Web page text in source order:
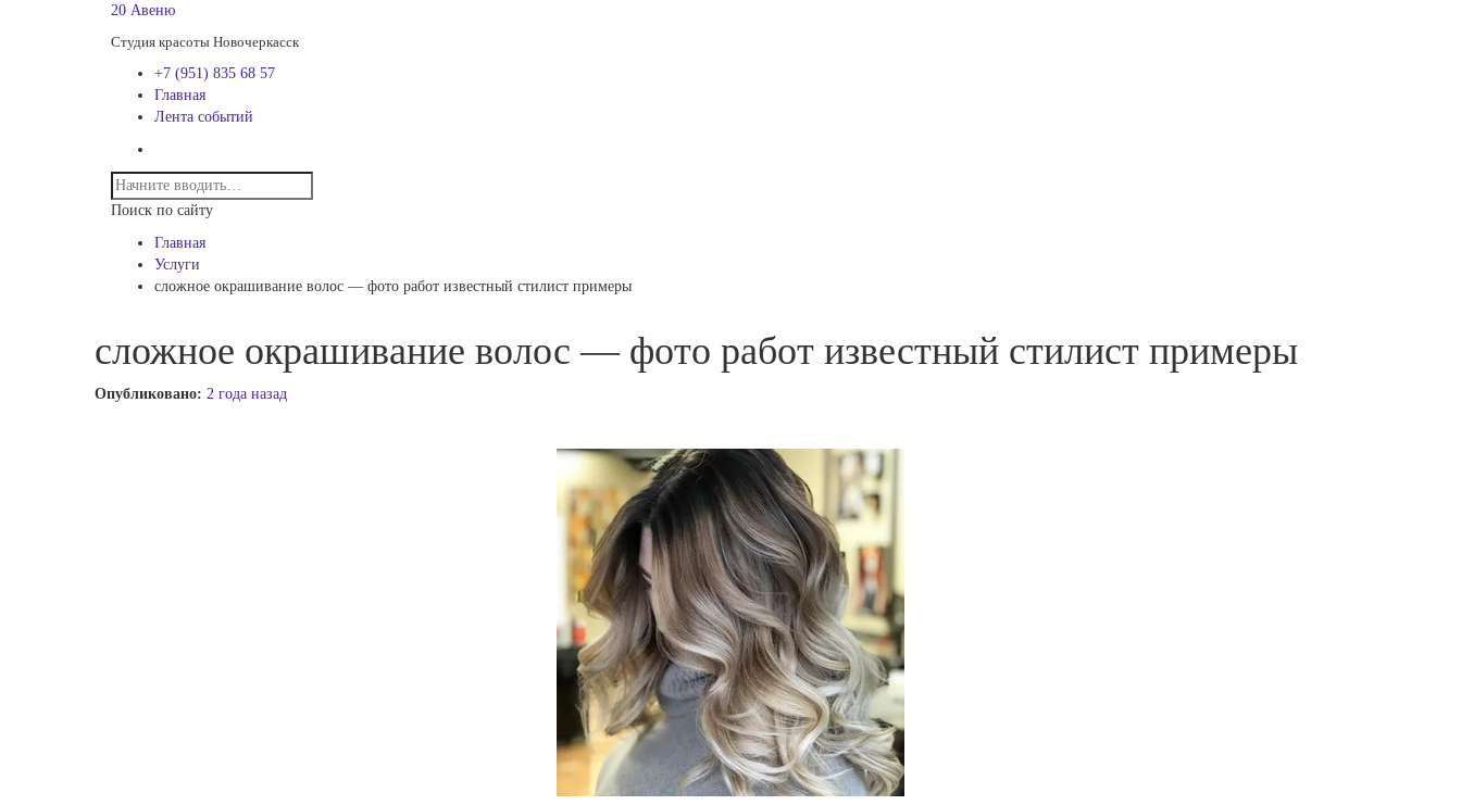
20 Авеню
Студия красоты Новочеркасск
+7 (951) 835 68 57
Главная
Лента событий
Поиск по сайту
Главная
Услуги
сложное окрашивание волос — фото работ известный стилист примеры
сложное окрашивание волос — фото работ известный стилист примеры
Опубликовано: 2 года назад